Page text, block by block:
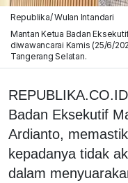
Republika/ Wulan Intandari
Mantan Ketua Badan
diwawancarai Kamis (25/6/
Tangerang Selatan.
Badan Eksekutif
Ardianto,
kepadanya tidak
dalam